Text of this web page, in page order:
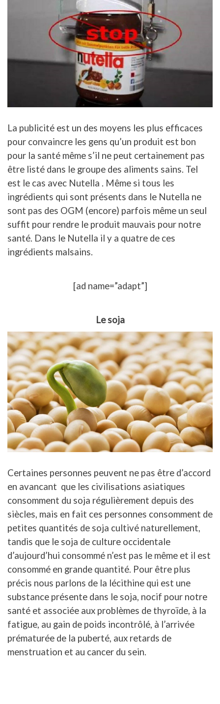
La publicité est un des moyens les plus efficaces
pour convaincre les gens qu’un produit est bon
pour la santé même s’il ne peut certainement pas
être listé dans le groupe des aliments sains. Tel
est le cas avec Nutella . Même si tous les
ingrédients qui sont présents dans le Nutella ne
sont pas des OGM (encore) parfois même un seul
suffit pour rendre le produit mauvais pour notre
santé. Dans le Nutella il y a quatre de ces
ingrédients malsains.
[ad name=”adapt”]
Le soja
Certaines personnes peuvent ne pas être d’accord
en avancant que les civilisations asiatiques
consomment du soja régulièrement depuis des
siècles, mais en fait ces personnes consomment de
petites quantités de soja cultivé naturellement,
tandis que le soja de culture occidentale
d’aujourd’hui consommé n’est pas le même et il est
consommé en grande quantité. Pour être plus
précis nous parlons de la lécithine qui est une
substance présente dans le soja, nocif pour notre
santé et associée aux problèmes de thyroïde, à la
fatigue, au gain de poids incontrôlé, à l’arrivée
prématurée de la puberté, aux retards de
menstruation et au cancer du sein.